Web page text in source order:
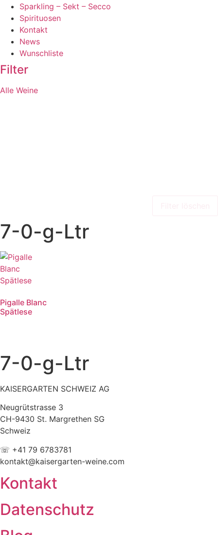
Sparkling – Sekt – Secco
Spirituosen
Kontakt
News
Wunschliste
Filter
Alle Weine
7-0-g-Ltr
Pigalle Blanc
Spätlese
7-0-g-Ltr
KAISERGARTEN SCHWEIZ AG
Neugrütstrasse 3
CH-9430 St. Margrethen SG
Schweiz
☏ +41 79 6783781
kontakt@kaisergarten-weine.com
Kontakt
Datenschutz